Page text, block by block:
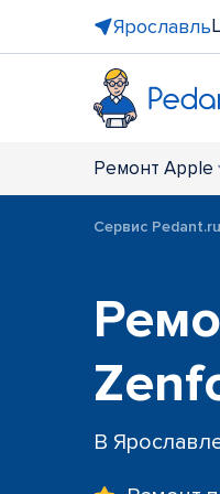
Ярославль
Ремонт Apple
Сервис Pedant.ru
В